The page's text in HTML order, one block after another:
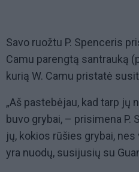
Savo ruožtu P. Spenceris
Camu parengtą santrauką
kurią W. Camu pristatė
„Aš pastebėjau, kad tarp jų
buvo grybai, – prisimena P.
jų, kokios rūšies grybai,
yra nuodų, susijusių su